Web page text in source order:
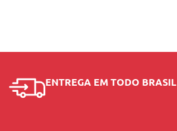
ENTREGA EM TODO BRASIL